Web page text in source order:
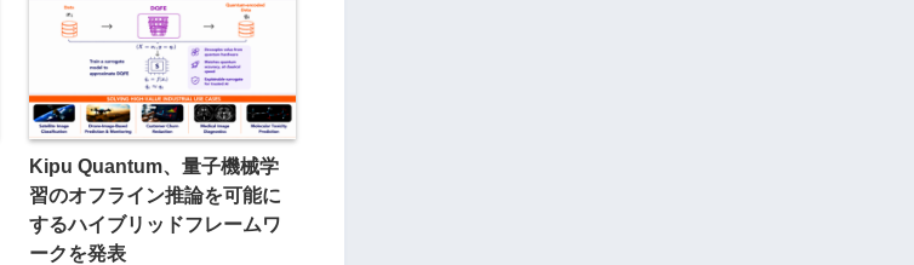
Kipu Quantum、量子機械学
習のオフライン推論を可能に
するハイブリッドフレームワ
ークを発表